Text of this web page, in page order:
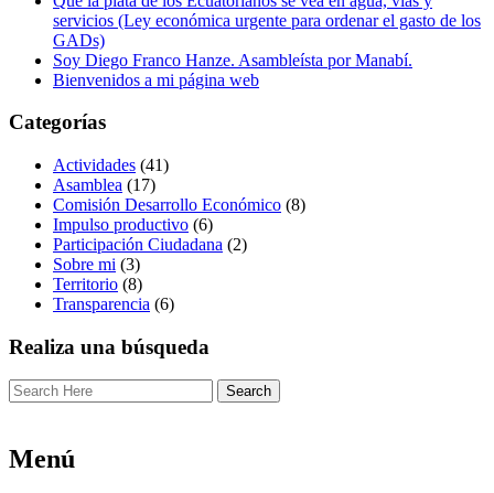
servicios (Ley económica urgente para ordenar el gasto de los
GADs)
Soy Diego Franco Hanze. Asambleísta por Manabí.
Bienvenidos a mi página web
Categorías
Actividades (41)
Asamblea (17)
Comisión Desarrollo Económico (8)
Impulso productivo (6)
Participación Ciudadana (2)
Sobre mi (3)
Territorio (8)
Transparencia (6)
Realiza una búsqueda
Menú